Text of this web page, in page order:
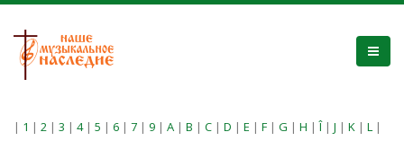
| 1 | 2 | 3 | 4 | 5 | 6 | 7 | 9 | A | B | C | D | E | F | G | H |Î | J | K | L |